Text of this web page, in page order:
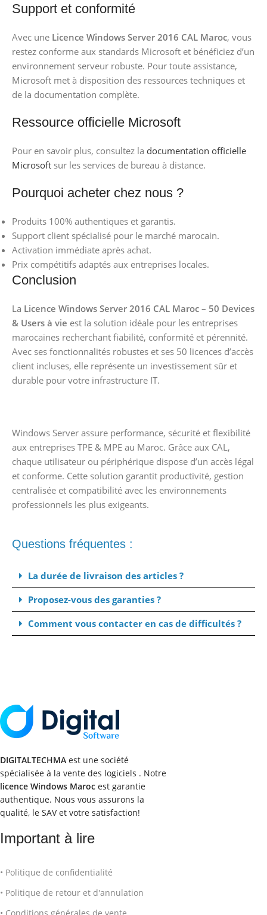
Support et conformité
Avec une Licence Windows Server 2016 CAL Maroc, vous
restez conforme aux standards Microsoft et bénéficiez d’un
environnement serveur robuste. Pour toute assistance,
Microsoft met à disposition des ressources techniques et
de la documentation complète.
Ressource officielle Microsoft
Pour en savoir plus, consultez la documentation officielle
Microsoft sur les services de bureau à distance.
Pourquoi acheter chez nous ?
Produits 100% authentiques et garantis.
Support client spécialisé pour le marché marocain.
Activation immédiate après achat.
Prix compétitifs adaptés aux entreprises locales.
Conclusion
La Licence Windows Server 2016 CAL Maroc – 50 Devices
& Users à vie est la solution idéale pour les entreprises
marocaines recherchant fiabilité, conformité et pérennité.
Avec ses fonctionnalités robustes et ses 50 licences d’accès
client incluses, elle représente un investissement sûr et
durable pour votre infrastructure IT.
Windows Server assure performance, sécurité et flexibilité
aux entreprises TPE & MPE au Maroc. Grâce aux CAL,
chaque utilisateur ou périphérique dispose d’un accès légal
et conforme. Cette solution garantit productivité, gestion
centralisée et compatibilité avec les environnements
professionnels les plus exigeants.
Questions fréquentes :
La durée de livraison des articles ?
Proposez-vous des garanties ?
Comment vous contacter en cas de difficultés ?
DIGITALTECHMA est une société
spécialisée à la vente des logiciels . Notre
licence Windows Maroc est garantie
authentique. Nous vous assurons la
qualité, le SAV et votre satisfaction!
Important à lire
• Politique de confidentialité
• Politique de retour et d'annulation